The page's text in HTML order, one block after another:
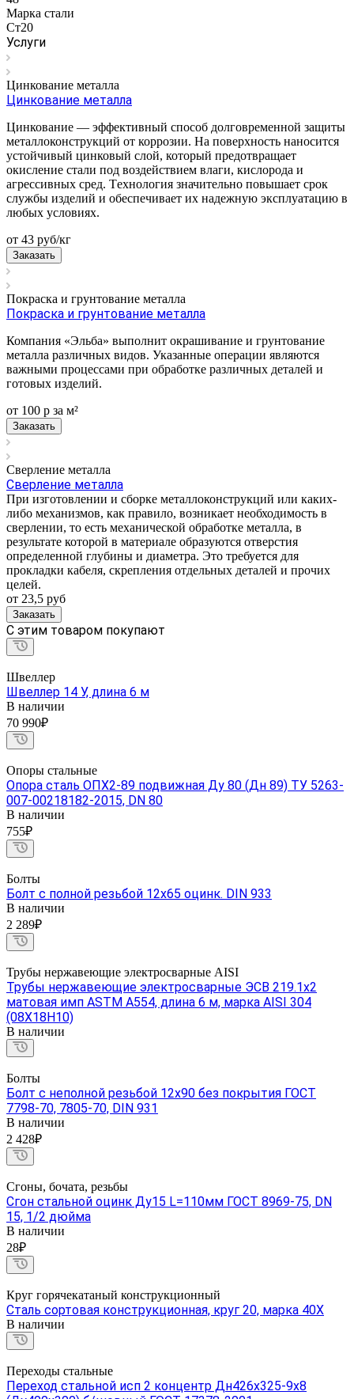
Марка стали
Ст20
Услуги
Цинкование металла
Цинкование металла
Цинкование — эффективный способ долговременной защиты
металлоконструкций от коррозии. На поверхность наносится
устойчивый цинковый слой, который предотвращает
окисление стали под воздействием влаги, кислорода и
агрессивных сред. Технология значительно повышает срок
службы изделий и обеспечивает их надежную эксплуатацию в
любых условиях.
от 43 руб/кг
Заказать
Покраска и грунтование металла
Покраска и грунтование металла
Компания «Эльба» выполнит окрашивание и грунтование
металла различных видов. Указанные операции являются
важными процессами при обработке различных деталей и
готовых изделий.
от 100 р за м²
Заказать
Сверление металла
Сверление металла
При изготовлении и сборке металлоконструкций или каких-
либо механизмов, как правило, возникает необходимость в
сверлении, то есть механической обработке металла, в
результате которой в материале образуются отверстия
определенной глубины и диаметра. Это требуется для
прокладки кабеля, скрепления отдельных деталей и прочих
целей.
от 23,5 руб
Заказать
C этим товаром покупают
Швеллер
Швеллер 14 У, длина 6 м
В наличии
70 990₽
Опоры стальные
Опора сталь ОПХ2-89 подвижная Ду 80 (Дн 89) ТУ 5263-
007-00218182-2015, DN 80
В наличии
755₽
Болты
Болт с полной резьбой 12х65 оцинк. DIN 933
В наличии
2 289₽
Трубы нержавеющие электросварные AISI
Трубы нержавеющие электросварные ЭСВ 219.1х2
матовая имп ASTM A554, длина 6 м, марка AISI 304
(08Х18Н10)
В наличии
Болты
Болт с неполной резьбой 12х90 без покрытия ГОСТ
7798-70, 7805-70, DIN 931
В наличии
2 428₽
Сгоны, бочата, резьбы
Сгон стальной оцинк Ду15 L=110мм ГОСТ 8969-75, DN
15, 1/2 дюйма
В наличии
28₽
Круг горячекатаный конструкционный
Сталь сортовая конструкционная, круг 20, марка 40Х
В наличии
Переходы стальные
Переход стальной исп 2 концентр Дн426х325-9х8